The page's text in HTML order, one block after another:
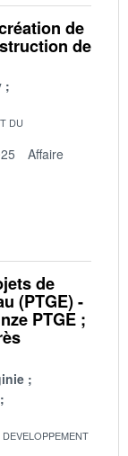
de
de
DU
Affaire
de
(PTGE) -
PTGE ;